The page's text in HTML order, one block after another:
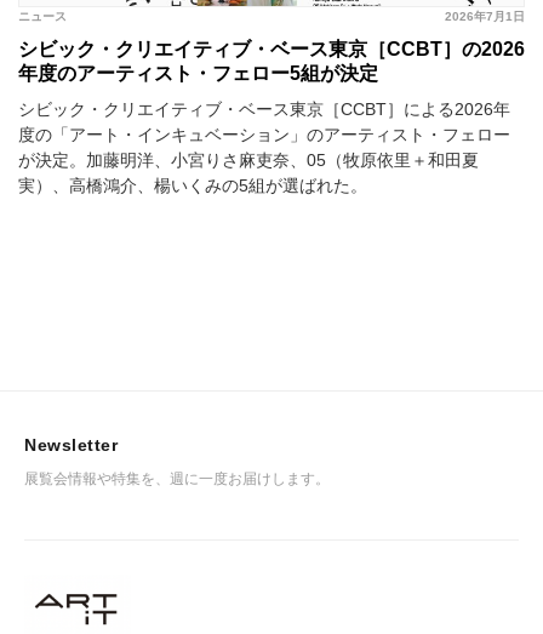
2026年7月1日
ニュース
シビック・クリエイティブ・ベース東京［CCBT］の2026
年度のアーティスト・フェロー5組が決定
シビック・クリエイティブ・ベース東京［CCBT］による2026年
度の「アート・インキュベーション」のアーティスト・フェロー
が決定。加藤明洋、小宮りさ麻吏奈、05（牧原依里＋和田夏
実）、高橋鴻介、楊いくみの5組が選ばれた。
Newsletter
展覧会情報や特集を、週に一度お届けします。